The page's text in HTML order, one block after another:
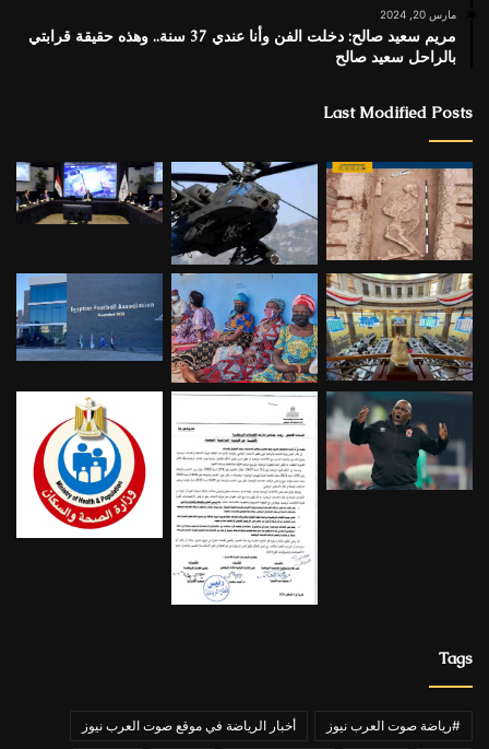
مارس 20, 2024
مريم سعيد صالح: دخلت الفن وأنا عندي 37 سنة.. وهذه حقيقة قرابتي
بالراحل سعيد صالح
Last Modified Posts
Tags
#رياضة صوت العرب نيوز أخبار الرياضة في موقع صوت العرب نيوز